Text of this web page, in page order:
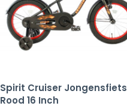
Spirit Cruiser Jongensfiets
Rood 16 Inch